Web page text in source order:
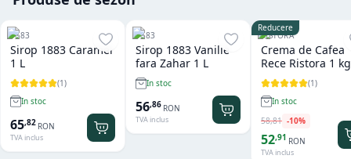
1883
Sirop 1883 Caramel
1 L
(1)
In stoc
65,82 RON
TVA inclus
1883
Sirop 1883 Vanilie
fara Zahar 1 L
In stoc
56,86 RON
TVA inclus
Reducere
RISTORA
Crema de Cafea
Rece Ristora 1 kg
(1)
In stoc
58,81 -10%
52,91 RON
TVA inclus